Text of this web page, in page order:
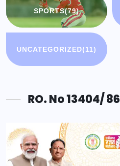
SPORTS(79)
UNCATEGORIZED(11)
RO. No 13404/ 86